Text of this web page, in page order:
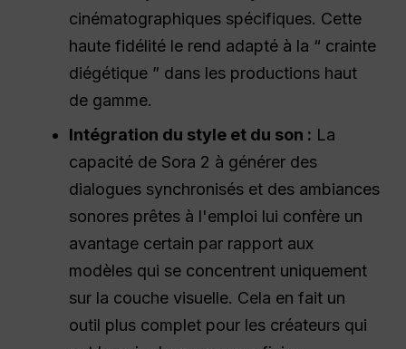
cinématographiques spécifiques. Cette
haute fidélité le rend adapté à la “ crainte
diégétique ” dans les productions haut
de gamme.
Intégration du style et du son : La
capacité de Sora 2 à générer des
dialogues synchronisés et des ambiances
sonores prêtes à l'emploi lui confère un
avantage certain par rapport aux
modèles qui se concentrent uniquement
sur la couche visuelle. Cela en fait un
outil plus complet pour les créateurs qui